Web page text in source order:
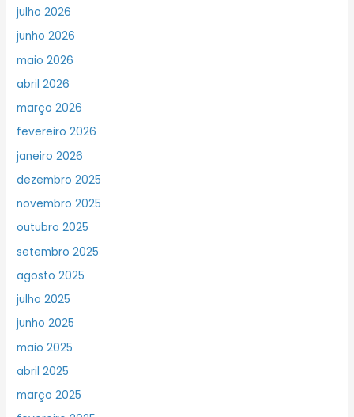
julho 2026
junho 2026
maio 2026
abril 2026
março 2026
fevereiro 2026
janeiro 2026
dezembro 2025
novembro 2025
outubro 2025
setembro 2025
agosto 2025
julho 2025
junho 2025
maio 2025
abril 2025
março 2025